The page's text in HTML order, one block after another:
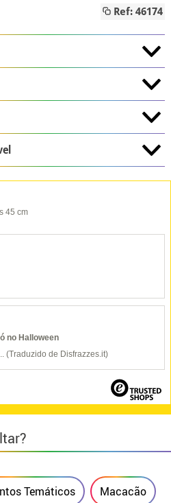
Ref: 46174
45 cm
no Halloween
(Traduzido de Disfrazzes.it)
Temáticos Macacão